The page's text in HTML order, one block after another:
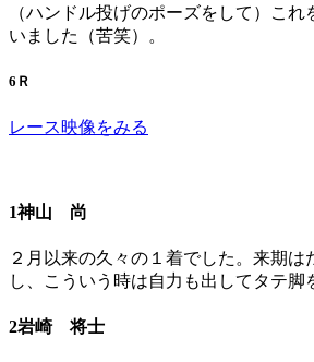
（ハンドル投げのポーズをして）こ
いました（苦笑）。
6Ｒ
レース映像をみる
1神山 尚
２月以来の久々の１着でした。来期は
し、こういう時は自力も出してタテ脚
2岩崎 将士